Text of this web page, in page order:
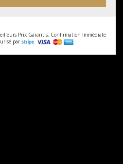
Prix Garantis, Confirmation Immédiate
par